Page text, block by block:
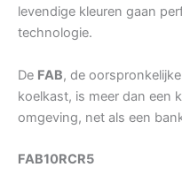
levendige kleuren gaan
technologie.
De FAB, de
koelkast, is meer dan een
omgeving, net als een
FAB10RCR5